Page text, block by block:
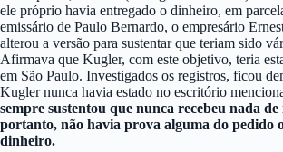
ele próprio havia entregado o dinheiro, em
emissário de Paulo Bernardo, o empresário
alterou a versão para sustentar que teriam sido
Afirmava que Kugler, com este objetivo, teria
em São Paulo. Investigados os registros, ficou
Kugler nunca havia estado no escritório
sempre sustentou que nunca recebeu nada
portanto, não havia prova alguma do pedido
dinheiro.